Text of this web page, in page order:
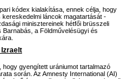
kódex kialakítása, ennek célja, hogy
láncok magatartását -
minisztereinek hétfői brüsszeli
a Földművelésügyi és
gyengített urániumot tartalmazó
során. Az Amnesty International (AI)